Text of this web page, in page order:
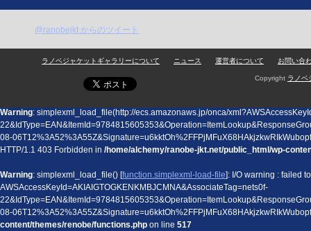
@ranobejkt からのツイート
ラノベジャケットギャラリーについて ニュース 運営者について お問い合
Copyright ラノベ
Warning: simplexml_load_file(http://ecs.amazonaws.jp/onca/
08-
HTTP/1.1 403 Forbidden in /home/alchemy/ranobe-jkt.net/public_html/wp-
Warning: simplexml_load_file() [function.simplexml-load-file]: I/O warning : failed
AWSAccessKeyId=AKIAIGTOGKENKMBJCMNA&AssociateTag=nets0f-
08-
content/themes/renobe/functions.php on line 517